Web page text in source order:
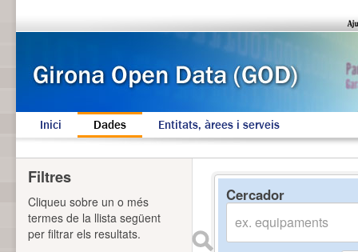
Inici Dades Entitats, àrees i serveis
Cercador
Filtres
Cliqueu sobre un o més
termes de la llista següent
per filtrar els resultats.